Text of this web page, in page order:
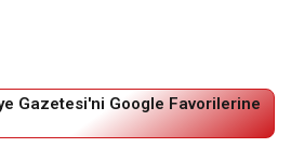
Gazetesi'ni Google Favorilerine